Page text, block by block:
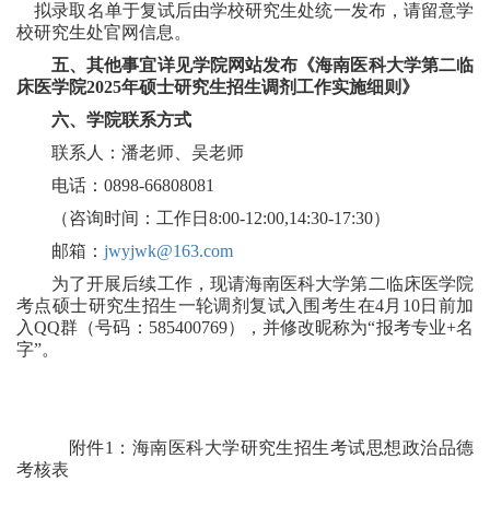
拟录取名单于复试后由学校研究生处统一发布，请留意学
校研究生处官网信息。
五、其他事宜详见学院网站发布《海南医科大学第二临
床医学院2025年硕士研究生招生调剂工作实施细则》
六、 学院联系方式
联系人：潘老师、 吴老师
电话： 0898-66808081
（咨询时间：工作日 8:00-12:00,14:30-1 7:30）
邮箱： jwyjwk@163.com
为了开展后续工作，现请海南医科大学第二临床医学院
考点硕士研究生招生一轮调剂复试入围 考生在4月 10日前加
入QQ群（号码： 585400769），并修改昵称为“报考专业+名
字”。
附件1 ： 海南医科大学研究生招生考试思想政治品德
考核表